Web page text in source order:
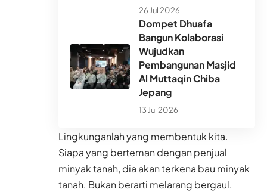
26 Jul 2026
Dompet Dhuafa
Bangun Kolaborasi
Wujudkan
Pembangunan Masjid
Al Muttaqin Chiba
Jepang
13 Jul 2026
Lingkunganlah yang membentuk kita.
Siapa yang berteman dengan penjual
minyak tanah, dia akan terkena bau minyak
tanah. Bukan berarti melarang bergaul.